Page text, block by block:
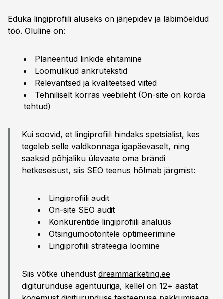
Eduka lingiprofiili aluseks on järjepidev ja läbimõeldud
töö. Oluline on:
Planeeritud linkide ehitamine
Loomulikud ankrutekstid
Relevantsed ja kvaliteetsed viited
Tehniliselt korras veebileht (On-site on korda
tehtud)
Kui soovid, et lingiprofiili hindaks spetsialist, kes
tegeleb selle valdkonnaga igapäevaselt, ning
saaksid põhjaliku ülevaate oma brändi
hetkeseisust, siis SEO teenus hõlmab järgmist:
Lingiprofiili audit
On-site SEO audit
Konkurentide lingiprofiili analüüs
Otsingumootoritele optimeerimine
Lingiprofiili strateegia loomine
Siis võtke ühendust dreammarketing.ee
digiturunduse agentuuriga, kellel on 12+ aastat